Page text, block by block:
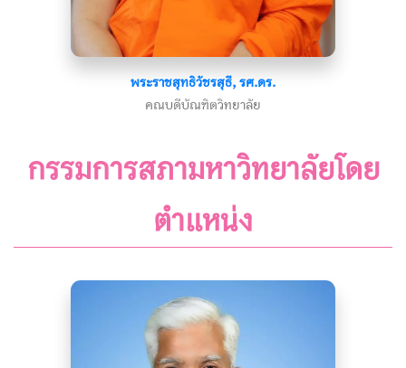
พระราชสุทธิวัชรสุธี, รศ.ดร.
คณบดีบัณฑิตวิทยาลัย
กรรมการสภามหาวิทยาลัยโดย
ตำแหน่ง